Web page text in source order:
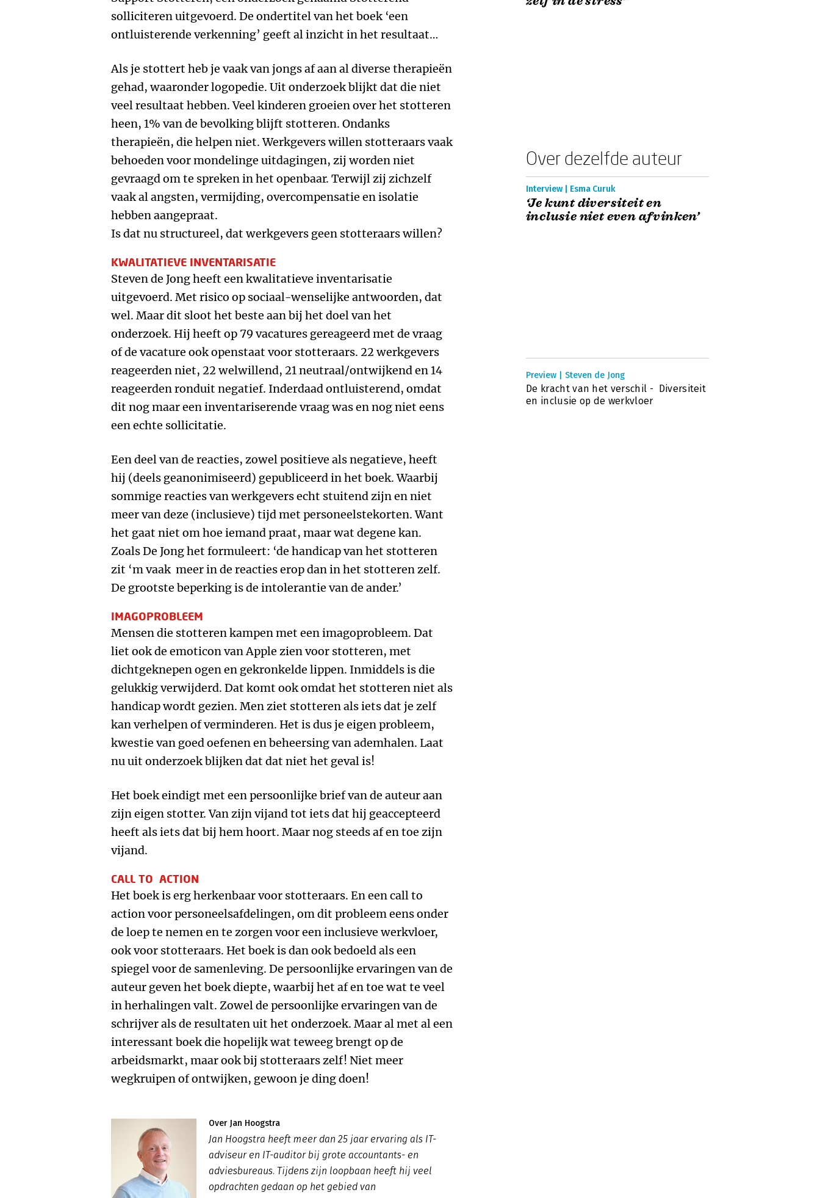
solliciteren uitgevoerd. De ondertitel van het boek ‘een
ontluisterende verkenning’ geeft al inzicht in het resultaat…
Als je stottert heb je vaak van jongs af aan al diverse therapieën
gehad, waaronder logopedie. Uit onderzoek blijkt dat die niet
veel resultaat hebben. Veel kinderen groeien over het stotteren
heen, 1% van de bevolking blijft stotteren. Ondanks
therapieën, die helpen niet. Werkgevers willen stotteraars vaak
behoeden voor mondelinge uitdagingen, zij worden niet
gevraagd om te spreken in het openbaar. Terwijl zij zichzelf
vaak al angsten, vermijding, overcompensatie en isolatie
hebben aangepraat.
Is dat nu structureel, dat werkgevers geen stotteraars willen?
KWALITATIEVE INVENTARISATIE
Steven de Jong heeft een kwalitatieve inventarisatie
uitgevoerd. Met risico op sociaal-wenselijke antwoorden, dat
wel. Maar dit sloot het beste aan bij het doel van het
onderzoek. Hij heeft op 79 vacatures gereageerd met de vraag
of de vacature ook openstaat voor stotteraars. 22 werkgevers
reageerden niet, 22 welwillend, 21 neutraal/ontwijkend en 14
reageerden ronduit negatief. Inderdaad ontluisterend, omdat
dit nog maar een inventariserende vraag was en nog niet eens
een echte sollicitatie.
Een deel van de reacties, zowel positieve als negatieve, heeft
hij (deels geanonimiseerd) gepubliceerd in het boek. Waarbij
sommige reacties van werkgevers echt stuitend zijn en niet
meer van deze (inclusieve) tijd met personeelstekorten. Want
het gaat niet om hoe iemand praat, maar wat degene kan.
Zoals De Jong het formuleert: ‘de handicap van het stotteren
zit ‘m vaak meer in de reacties erop dan in het stotteren zelf.
De grootste beperking is de intolerantie van de ander.’
IMAGOPROBLEEM
Mensen die stotteren kampen met een imagoprobleem. Dat
liet ook de emoticon van Apple zien voor stotteren, met
dichtgeknepen ogen en gekronkelde lippen. Inmiddels is die
gelukkig verwijderd. Dat komt ook omdat het stotteren niet als
handicap wordt gezien. Men ziet stotteren als iets dat je zelf
kan verhelpen of verminderen. Het is dus je eigen probleem,
kwestie van goed oefenen en beheersing van ademhalen. Laat
nu uit onderzoek blijken dat dat niet het geval is!
Het boek eindigt met een persoonlijke brief van de auteur aan
zijn eigen stotter. Van zijn vijand tot iets dat hij geaccepteerd
heeft als iets dat bij hem hoort. Maar nog steeds af en toe zijn
vijand.
CALL TO ACTION
Het boek is erg herkenbaar voor stotteraars. En een call to
action voor personeelsafdelingen, om dit probleem eens onder
de loep te nemen en te zorgen voor een inclusieve werkvloer,
ook voor stotteraars. Het boek is dan ook bedoeld als een
spiegel voor de samenleving. De persoonlijke ervaringen van de
auteur geven het boek diepte, waarbij het af en toe wat te veel
in herhalingen valt. Zowel de persoonlijke ervaringen van de
schrijver als de resultaten uit het onderzoek. Maar al met al een
interessant boek die hopelijk wat teweeg brengt op de
arbeidsmarkt, maar ook bij stotteraars zelf! Niet meer
wegkruipen of ontwijken, gewoon je ding doen!
Over Jan Hoogstra
Jan Hoogstra heeft meer dan 25 jaar ervaring als IT-
adviseur en IT-auditor bij grote accountants- en
adviesbureaus. Tijdens zijn loopbaan heeft hij veel
opdrachten gedaan op het gebied van
Over dezelfde auteur
Interview | Esma Curuk
‘Je kunt diversiteit en
inclusie niet even afvinken’
Preview | Steven de Jong
De kracht van het verschil - Diversiteit
en inclusie op de werkvloer